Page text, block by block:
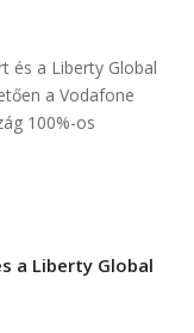
és a Liberty Global
a Vodafone
100%-os
a Liberty Global